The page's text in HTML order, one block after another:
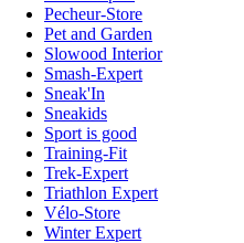
Pecheur-Store
Pet and Garden
Slowood Interior
Smash-Expert
Sneak'In
Sneakids
Sport is good
Training-Fit
Trek-Expert
Triathlon Expert
Vélo-Store
Winter Expert